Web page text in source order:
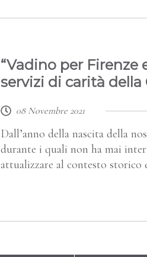
“Vadino per Firenze
servizi di carità
08 Novembre 2021
Dall’anno della nascita della
durante i quali non ha mai
attualizzare al contesto storico